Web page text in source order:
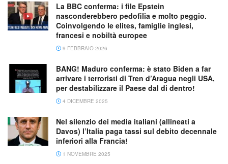
La BBC conferma: i file Epstein
nasconderebbero pedofilia e molto peggio.
Coinvolgendo le elites, famiglie inglesi,
francesi e nobiltà europee
9 FEBBRAIO 2026
BANG! Maduro conferma: è stato Biden a far
arrivare i terroristi di Tren d’Aragua negli USA,
per destabilizzare il Paese dal di dentro!
4 DICEMBRE 2025
Nel silenzio dei media italiani (allineati a
Davos) l’Italia paga tassi sul debito decennale
inferiori alla Francia!
1 NOVEMBRE 2025